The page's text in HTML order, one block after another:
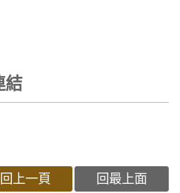
結
回上一頁 回最上面